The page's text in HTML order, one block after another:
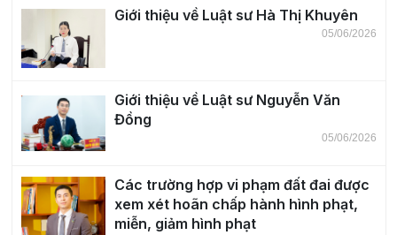
Giới thiệu về Luật sư Hà Thị Khuyên
05/06/2026
Giới thiệu về Luật sư Nguyễn Văn
Đồng
05/06/2026
Các trường hợp vi phạm đất đai được
xem xét hoãn chấp hành hình phạt,
miễn, giảm hình phạt